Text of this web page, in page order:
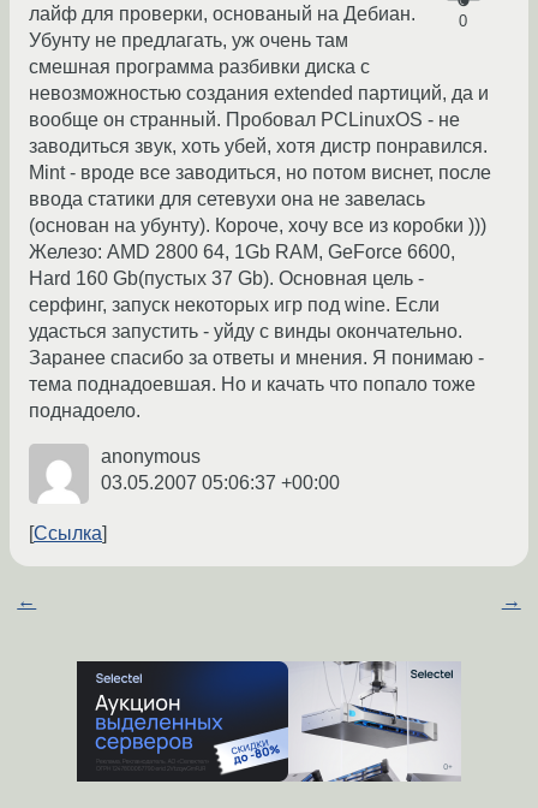
0
лайф для проверки, основаный на Дебиан.
Убунту не предлагать, уж очень там
смешная программа разбивки диска с
невозможностью создания extended партиций, да и
вообще он странный. Пробовал PCLinuxOS - не
заводиться звук, хоть убей, хотя дистр понравился.
Mint - вроде все заводиться, но потом виснет, после
ввода статики для сетевухи она не завелась
(основан на убунту). Короче, хочу все из коробки )))
Железо: AMD 2800 64, 1Gb RAM, GeForce 6600,
Hard 160 Gb(пустых 37 Gb). Основная цель -
серфинг, запуск некоторых игр под wine. Если
удасться запустить - уйду с винды окончательно.
Заранее спасибо за ответы и мнения. Я понимаю -
тема поднадоевшая. Но и качать что попало тоже
поднадоело.
anonymous
03.05.2007 05:06:37 +00:00
Ссылка
← →